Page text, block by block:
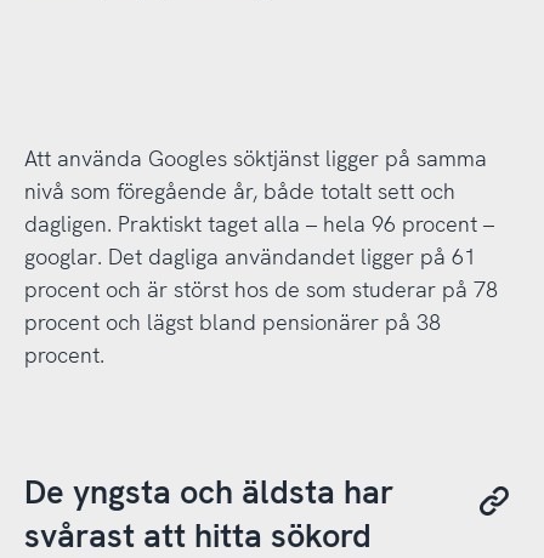
Att använda Googles söktjänst ligger på samma
nivå som föregående år, både totalt sett och
dagligen. Praktiskt taget alla – hela 96 procent –
googlar. Det dagliga användandet ligger på 61
procent och är störst hos de som studerar på 78
procent och lägst bland pensionärer på 38
procent.
De yngsta och äldsta har
svårast att hitta sökord